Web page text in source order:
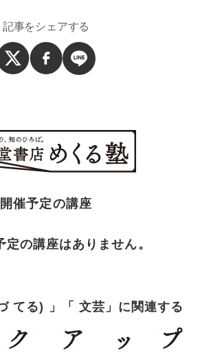
記事をシェアする
開催予定の講座
定の講座はありません。
てる) 」「 文芸」に関連する